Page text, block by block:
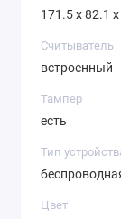
171.5 x 82.1
Считыватель
встроенный
Тампер
есть
Тип
Цвет